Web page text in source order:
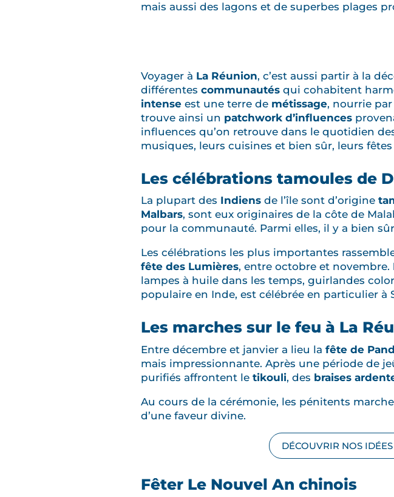
mais aussi des lagons et de superbes plages
Voyager à La Réunion, c’est aussi partir à la
différentes communautés qui cohabitent
intense est une terre de métissage, nourrie
trouve ainsi un patchwork d’influences
influences qu’on retrouve dans le quotidien
musiques, leurs cuisines et bien sûr, leurs
Les célébrations tamoules de
La plupart des Indiens de l’île sont d’origine
Malbars, sont eux originaires de la côte de
pour la communauté. Parmi elles, il y a bien sûr
Les célébrations les plus importantes
fête des Lumières, entre octobre et novembre.
lampes à huile dans les temps, guirlandes
populaire en Inde, est célébrée en particulier à
Les marches sur le feu à La
Entre décembre et janvier a lieu la fête de
mais impressionnante. Après une période de
purifiés affrontent le tikouli, des braises
Au cours de la cérémonie, les pénitents
d’une faveur divine.
DÉCOUVRIR NOS
Fêter Le Nouvel An chinois